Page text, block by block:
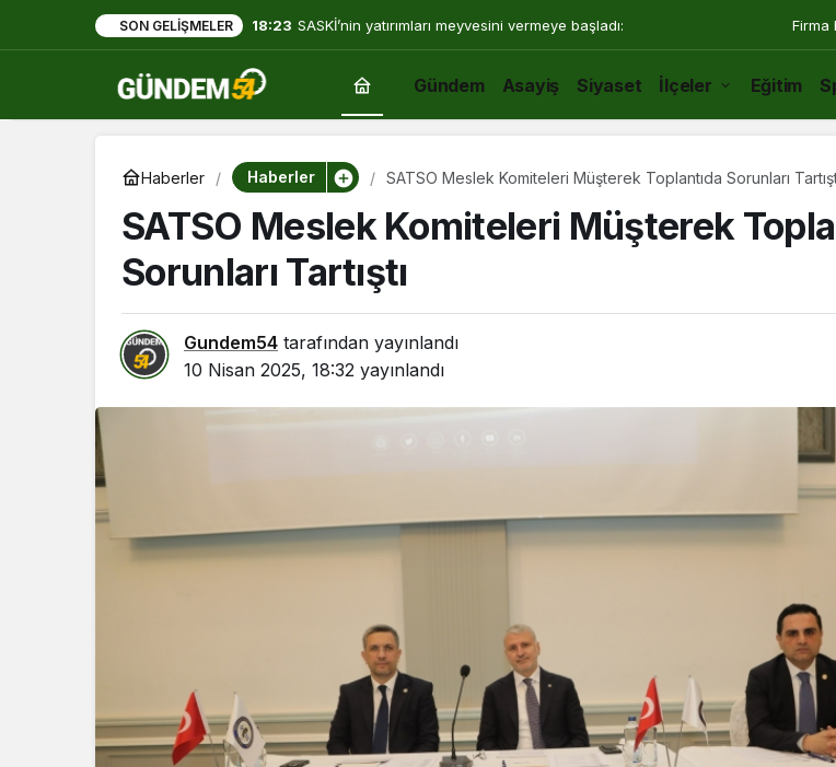
SON GELIŞMELER 18:23 SASKİ’nin yatırımları meyvesini vermeye başladı: Firma
Gündem Asayiş Siyaset İlçeler Eğitim
Haberler Haberler SATSO Meslek Komiteleri Müşterek Toplantıda Sorunları
SATSO Meslek Komiteleri Müşterek
Sorunları Tartıştı
Gundem54 tarafından yayınlandı
10 Nisan 2025, 18:32 yayınlandı